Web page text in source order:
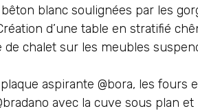
blanc soulignées par les
d’une table en stratifié
chalet sur les meubles
aspirante @bora, les fours
avec la cuve sous plan